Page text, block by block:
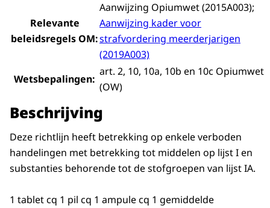
Relevante
beleidsregels OM:
Aanwijzing Opiumwet (2015A003);
Aanwijzing kader voor
strafvordering meerderjarigen
(2019A003)
Wetsbepalingen:
art. 2, 10, 10a, 10b en 10c Opiumwet
(OW)
Beschrijving
Deze richtlijn heeft betrekking op enkele verboden
handelingen met betrekking tot middelen op lijst I en
substanties behorende tot de stofgroepen van lijst IA.
1 tablet cq 1 pil cq 1 ampule cq 1 gemiddelde